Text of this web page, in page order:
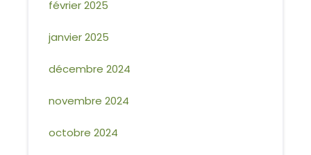
février 2025
janvier 2025
décembre 2024
novembre 2024
octobre 2024